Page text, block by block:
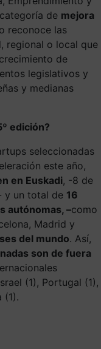
de mejora
reconoce las
regional o local que
de
legislativos y
y medianas
edición?
seleccionadas
este año,
en Euskadi, -8 de
y un total de 16
autónomas, –como
Madrid y
del mundo. Así,
son de fuera
(1), Portugal (1),
(1).